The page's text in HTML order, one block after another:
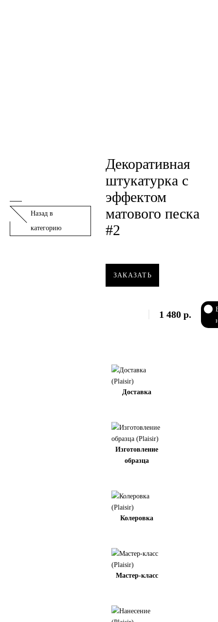
Назад в
категорию
Декоративная
штукатурка с
эффектом
матового песка
#2
ЗАКАЗАТЬ
1 480 р.
Доставка
Изготовление
образца
Колеровка
Мастер-класс